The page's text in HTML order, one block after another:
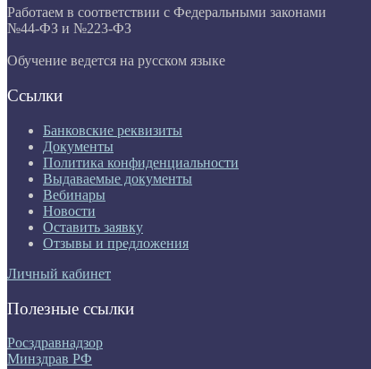
Работаем в соответствии с Федеральными законами
№44-ФЗ и №223-ФЗ
Обучение ведется на русском языке
Ссылки
Банковские реквизиты
Документы
Политика конфиденциальности
Выдаваемые документы
Вебинары
Новости
Оставить заявку
Отзывы и предложения
Личный кабинет
Полезные ссылки
Росздравнадзор
Минздрав РФ